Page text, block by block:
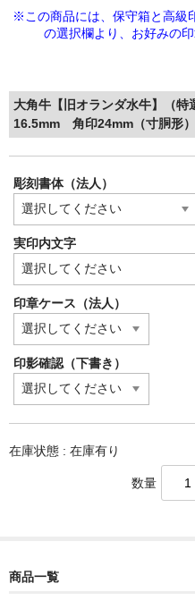
※この商品には、保守箱と高級
の選択欄より、 お好みの
大角牛【旧オランダ水牛】（
16.5mm 角印24mm（寸胴形
彫刻書体（法人）
実印内文字
印章ケース（法人）
印影確認（下書き）
在庫状態 : 在庫有り
数量
商品一覧